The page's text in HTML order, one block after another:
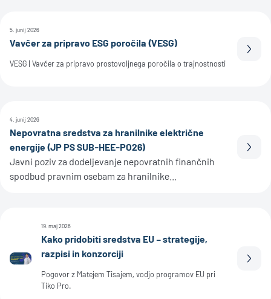
5. junij 2026
Vavčer za pripravo ESG poročila (VESG)
VESG | Vavčer za pripravo prostovoljnega poročila o trajnostnosti
4. junij 2026
Nepovratna sredstva za hranilnike električne
energije (JP PS SUB-HEE-PO26)
Javni poziv za dodeljevanje nepovratnih finančnih
spodbud pravnim osebam za hranilnike...
19. maj 2026
Kako pridobiti sredstva EU – strategije,
razpisi in konzorciji
Pogovor z Matejem Tisajem, vodjo programov EU pri
Tiko Pro.